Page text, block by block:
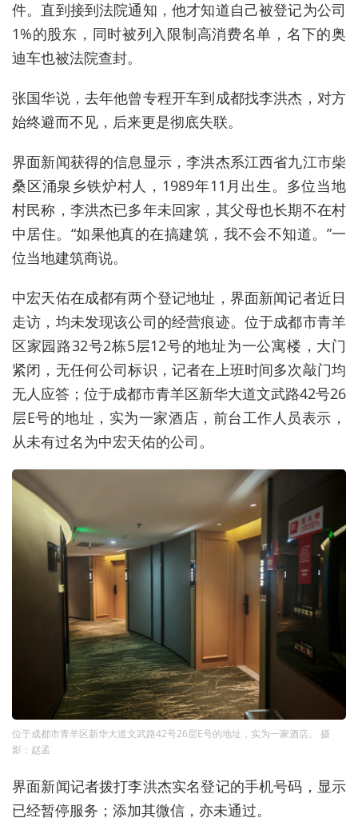
件。直到接到法院通知，他才知道自己被登记为公司
1%的股东，同时被列入限制高消费名单，名下的奥
迪车也被法院查封。
张国华说，去年他曾专程开车到成都找李洪杰，对方
始终避而不见，后来更是彻底失联。
界面新闻获得的信息显示，李洪杰系江西省九江市柴
桑区涌泉乡铁炉村人，1989年11月出生。多位当地
村民称，李洪杰已多年未回家，其父母也长期不在村
中居住。“如果他真的在搞建筑，我不会不知道。”一
位当地建筑商说。
中宏天佑在成都有两个登记地址，界面新闻记者近日
走访，均未发现该公司的经营痕迹。位于成都市青羊
区家园路32号2栋5层12号的地址为一公寓楼，大门
紧闭，无任何公司标识，记者在上班时间多次敲门均
无人应答；位于成都市青羊区新华大道文武路42号26
层E号的地址，实为一家酒店，前台工作人员表示，
从未有过名为中宏天佑的公司。
位于成都市青羊区新华大道文武路42号26层E号的地址，实为一家酒店。 摄
影：赵孟
界面新闻记者拨打李洪杰实名登记的手机号码，显示
已经暂停服务；添加其微信，亦未通过。